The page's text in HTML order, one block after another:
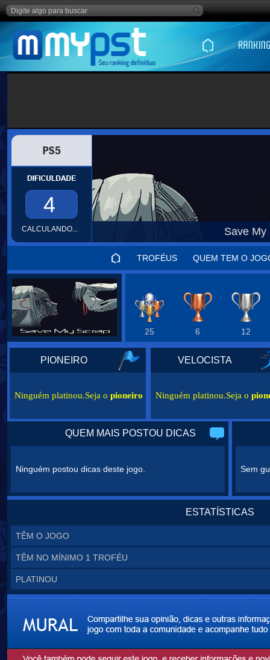
4
CALCULANDO... Save My
TROFÉUS QUEM TEM O
25 6 12
PIONEIRO
Ninguém platinou.Seja opioneiro
VELOCISTA
Ninguém platinou.Seja o
QUEM MAIS POSTOU DICAS
Ninguém postou dicas deste jogo. Sem
ESTATÍSTICAS
TÊM O JOGO
TÊM NO MÍNIMO 1 TROFÉU
PLATINOU